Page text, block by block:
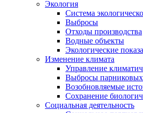
Экология
Система
Выбросы
Отходы производства
Водные объекты
Экологические
Изменение климата
Управление
Выбросы парниковых
Возобновляемые
Сохранение
Социальная деятельность